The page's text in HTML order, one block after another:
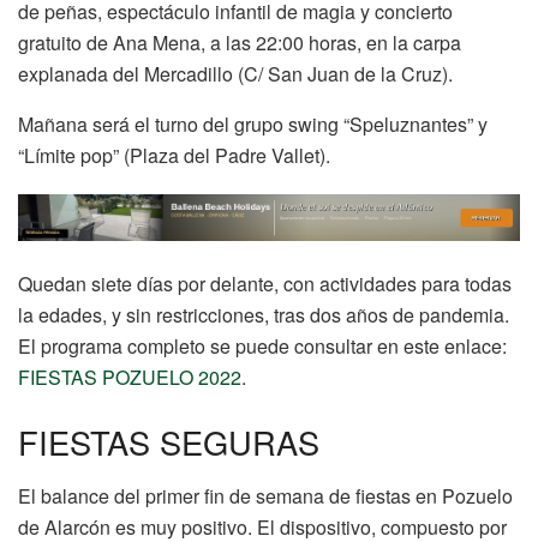
de peñas, espectáculo infantil de magia y concierto
gratuito de Ana Mena, a las 22:00 horas, en la carpa
explanada del Mercadillo (C/ San Juan de la Cruz).
Mañana será el turno del grupo swing “Speluznantes” y
“Límite pop” (Plaza del Padre Vallet).
Quedan siete días por delante, con actividades para todas
la edades, y sin restricciones, tras dos años de pandemia.
El programa completo se puede consultar en este enlace:
FIESTAS POZUELO 2022.
FIESTAS SEGURAS
El balance del primer fin de semana de fiestas en Pozuelo
de Alarcón es muy positivo. El dispositivo, compuesto por